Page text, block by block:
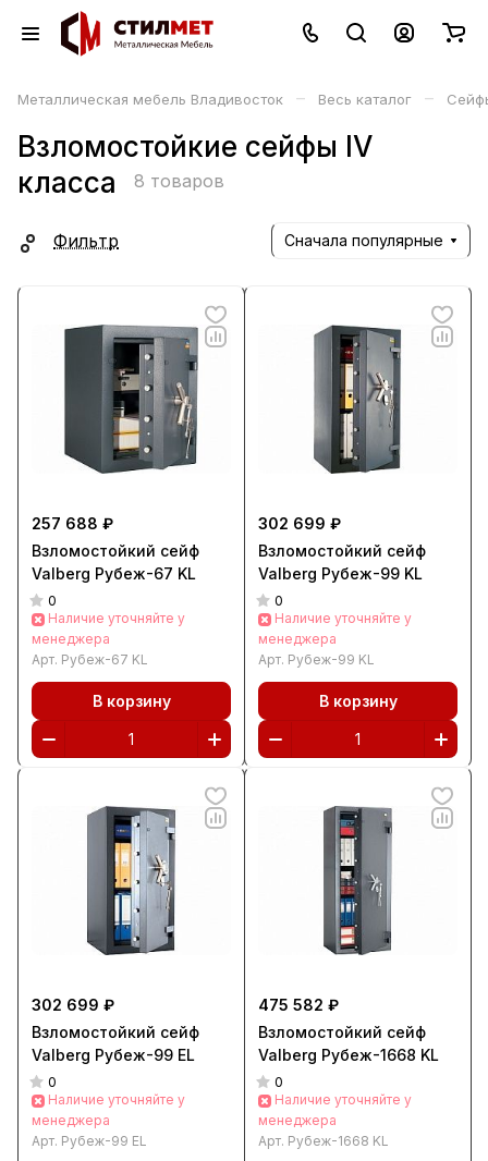
Металлическая мебель Владивосток – Весь каталог –
Взломостойкие сейфы IV
класса
8 товаров
Фильтр Сначала популярные
257 688 ₽
Взломостойкий сейф
Valberg Рубеж-67 KL
0
Наличие уточняйте у
менеджера
Арт. Рубеж-67 KL
В корзину
302 699 ₽
Взломостойкий сейф
Valberg Рубеж-99 KL
0
Наличие уточняйте у
менеджера
Арт. Рубеж-99 KL
В корзину
302 699 ₽
Взломостойкий сейф
Valberg Рубеж-99 EL
0
Наличие уточняйте у
менеджера
Арт. Рубеж-99 EL
475 582 ₽
Взломостойкий сейф
Valberg Рубеж-1668 KL
0
Наличие уточняйте у
менеджера
Арт. Рубеж-1668 KL